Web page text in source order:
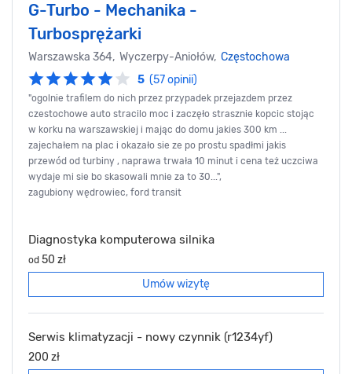
G-Turbo - Mechanika -
Turbosprężarki
Warszawska 364, Wyczerpy-Aniołów, Częstochowa
5 (57 opinii)
"ogolnie trafilem do nich przez przypadek przejazdem przez
czestochowe auto stracilo moc i zaczęło strasznie kopcic stojąc
w korku na warszawskiej i mając do domu jakies 300 km ...
zajechałem na plac i okazało sie ze po prostu spadłmi jakis
przewód od turbiny , naprawa trwała 10 minut i cena też uczciwa
wydaje mi sie bo skasowali mnie za to 30...",
zagubiony wędrowiec, ford transit
Diagnostyka komputerowa silnika
od 50 zł
Umów wizytę
Serwis klimatyzacji - nowy czynnik (r1234yf)
200 zł